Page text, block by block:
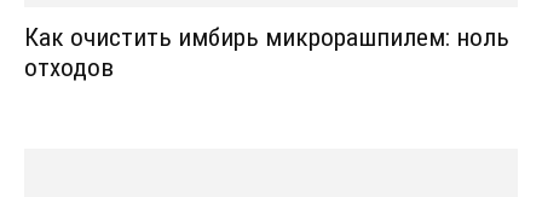
Как очистить имбирь микрорашпилем: ноль
отходов